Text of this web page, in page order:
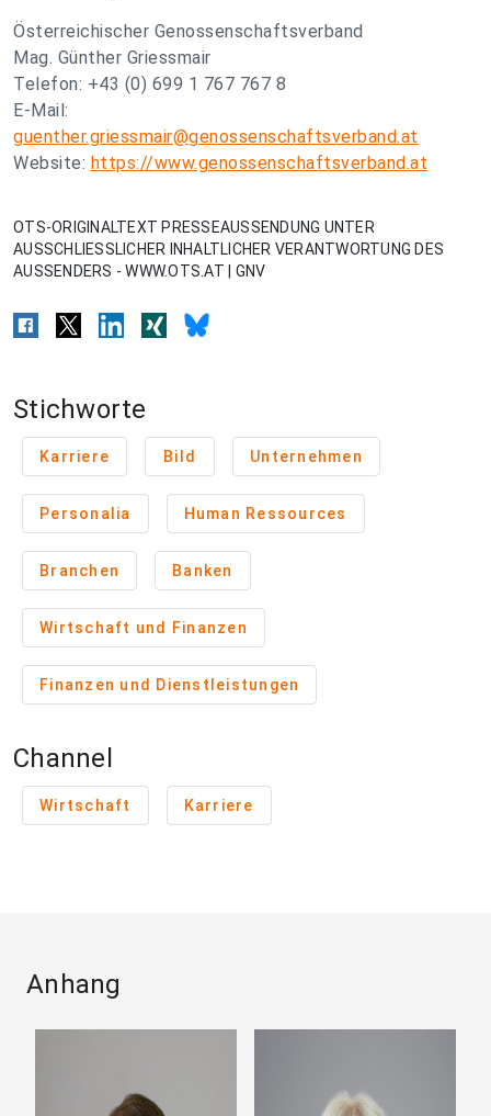
Österreichischer Genossenschaftsverband
Mag. Günther Griessmair
Telefon: +43 (0) 699 1 767 767 8
E-Mail:
guenther.griessmair@genossenschaftsverband.at
Website: https://www.genossenschaftsverband.at
OTS-ORIGINALTEXT PRESSEAUSSENDUNG UNTER
AUSSCHLIESSLICHER INHALTLICHER VERANTWORTUNG DES
AUSSENDERS - WWW.OTS.AT | GNV
Stichworte
Karriere Bild Unternehmen
Personalia Human Ressources
Branchen Banken
Wirtschaft und Finanzen
Finanzen und Dienstleistungen
Channel
Wirtschaft Karriere
Anhang